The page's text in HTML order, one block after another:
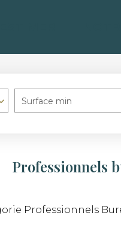
Surface min
Professionnels
Professionnels